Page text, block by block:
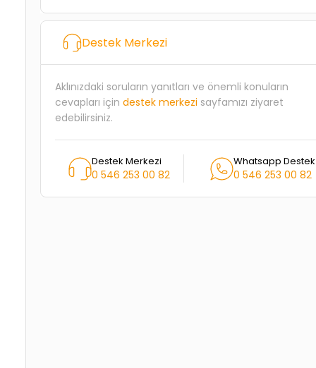
Destek Merkezi
Aklınızdaki soruların yanıtları ve önemli konuların
cevapları için destek merkezi sayfamızı ziyaret
edebilirsiniz.
Destek Merkezi
0 546 253 00 82
Whatsapp Destek
0 546 253 00 82